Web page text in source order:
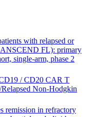
with relapsed or
FL): primary
single-arm, phase 2
/ CD20 CAR T
Non‐Hodgkin
remission in refractory